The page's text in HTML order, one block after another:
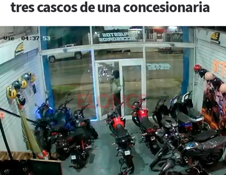
tres cascos de una concesionaria